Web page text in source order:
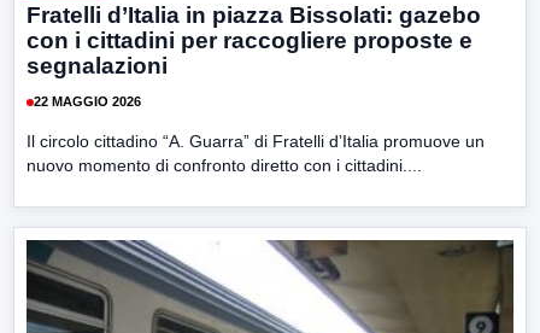
Fratelli d’Italia in piazza Bissolati: gazebo
con i cittadini per raccogliere proposte e
segnalazioni
22 MAGGIO 2026
Il circolo cittadino “A. Guarra” di Fratelli d’Italia promuove un
nuovo momento di confronto diretto con i cittadini....